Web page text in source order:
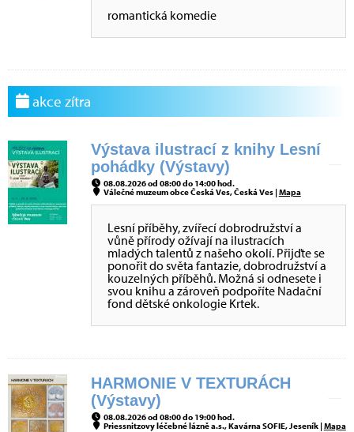
romantická komedie
akce zítra
Výstava ilustrací z knihy Lesní
pohádky (Výstavy)
08.08.2026 od 08:00 do 14:00 hod.
Válečné muzeum obce Česká Ves, Česká Ves |Mapa
Lesní příběhy, zvířecí dobrodružství a
vůně přírody ožívají na ilustracích
mladých talentů z našeho okolí. Přijďte se
ponořit do světa fantazie, dobrodružství a
kouzelných příběhů. Možná si odnesete i
svou knihu a zároveň podpoříte Nadační
fond dětské onkologie Krtek.
HARMONIE V TEXTURÁCH
(Výstavy)
08.08.2026 od 08:00 do 19:00 hod.
Priessnitzovy léčebné lázně a.s., Kavárna SOFIE, Jeseník |Mapa